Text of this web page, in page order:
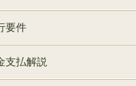
要件
支払解説